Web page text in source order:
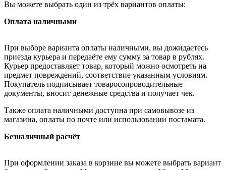
Вы можете выбрать один из трёх вариантов оплаты:
Оплата наличными
При выборе варианта оплаты наличными, вы дожидаетесь
приезда курьера и передаёте ему сумму за товар в рублях.
Курьер предоставляет товар, который можно осмотреть на
предмет повреждений, соответствие указанным условиям.
Покупатель подписывает товаросопроводительные
документы, вносит денежные средства и получает чек.
Также оплата наличными доступна при самовывозе из
магазина, оплаты по почте или использовании постамата.
Безналичный расчёт
При оформлении заказа в корзине вы можете выбрать вариант